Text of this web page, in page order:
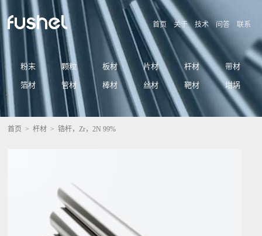
首页 关于 技术 问答 联系
粉末 颗粒 板材 片材 杆材 带材
箔材 管材 棒材 丝材 靶材 坩埚
首页 >杆材 > 锆杆，Zr，2N 99%